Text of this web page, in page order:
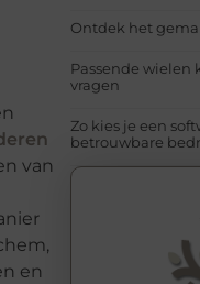
van
en
Ontdek het
Passende wielen
vragen
Zo kies je een
betrouwbare